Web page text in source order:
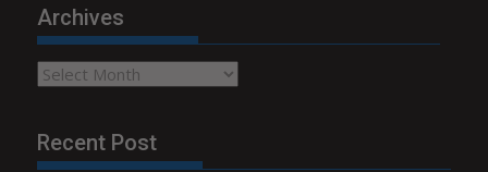
Archives
Archives
Recent Post